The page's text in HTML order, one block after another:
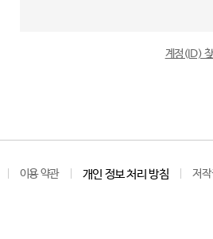
계정(ID)
이용 약관 개인 정보 처리 방침 저